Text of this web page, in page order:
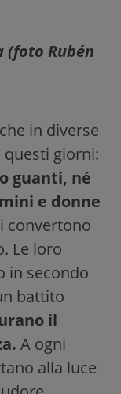
(foto Rubén
in diverse
giorni:
guanti, né
e donne
convertono
Le loro
in secondo
battito
il
A ogni
alla luce